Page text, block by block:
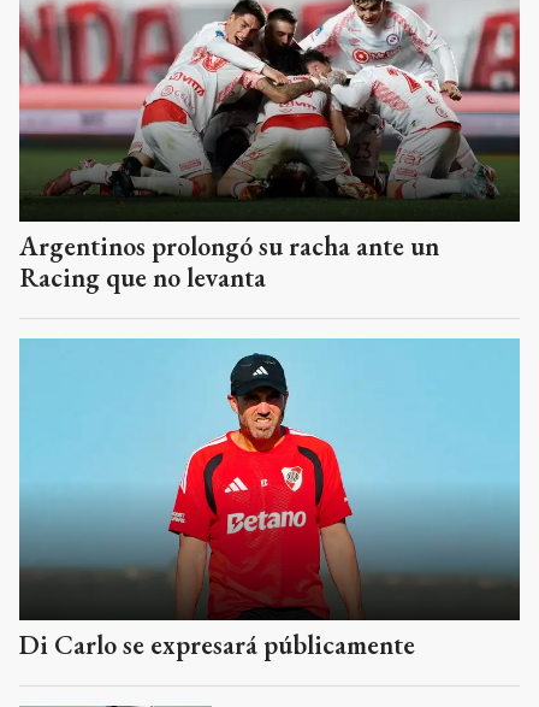
Argentinos prolongó su racha ante un
Racing que no levanta
Di Carlo se expresará públicamente